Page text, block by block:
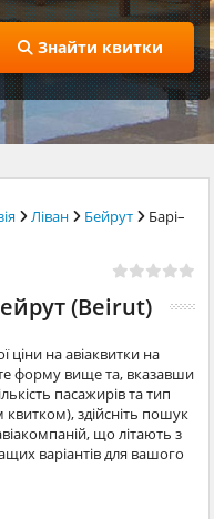
Знайти квитки
Ліван Бейрут
Барі–
(Beirut)
на авіаквитки на
форму вище та, вказавши
пасажирів та тип
здійсніть пошук
що літають з
варіантів для вашого